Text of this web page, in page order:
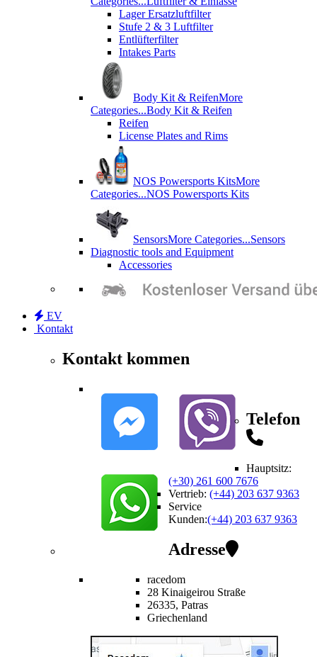
Lager Ersatzluftfilter
Stufe 2 & 3 Luftfilter
Entlüfterfilter
Intakes Parts
Body Kit & ReifenMore
Categories...Body Kit & Reifen
Reifen
License Plates and Rims
NOS Powersports KitsMore
Categories...NOS Powersports Kits
SensorsMore Categories...Sensors
Diagnostic tools and Equipment
Accessories
EV
Kontakt
Kontakt kommen
Telefon
Hauptsitz:
(+30) 261 600 7676
Vertrieb: (+44) 203 637 9363
Service
Kunden:(+44) 203 637 9363
Adresse
racedom
28 Kinaigeirou Straße
26335, Patras
Griechenland